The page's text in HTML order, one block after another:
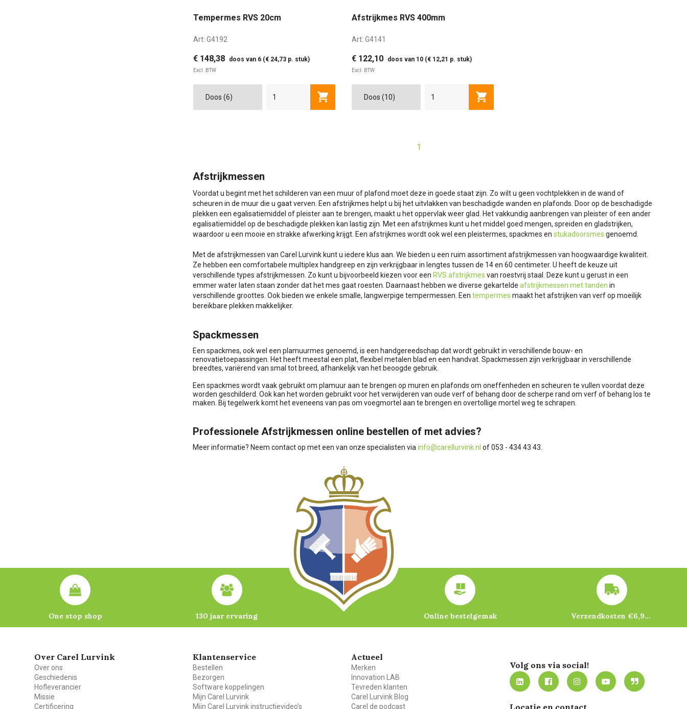
Tempermes RVS 20cm
Art: G4192
€ 148,38 doos van 6 (€ 24,73 p. stuk)
Excl. BTW
20 CM Toevoegen aan winkelwagen
Afstrijkmes RVS 400mm
Art: G4141
€ 122,10 doos van 10 (€ 12,21 p. stuk)
Excl. BTW
400 MM 500 MM Toevoegen aan winkelwagen
1
Afstrijkmessen
Voordat u begint met het schilderen van een muur of plafond moet deze in goede staat zijn. Zo wilt u geen vochtplekken in de wand of
scheuren in de muur die u gaat verven. Een afstrijkmes helpt u bij het uitvlakken van beschadigde wanden en plafonds. Door op de beschadigde
plekken een egalisatiemiddel of pleister aan te brengen, maakt u het oppervlak weer glad. Het vakkundig aanbrengen van pleister of een ander
egalisatiemiddel op de beschadigde plekken kan lastig zijn. Met een afstrijkmes kunt u het middel goed mengen, spreiden en gladstrijken,
waardoor u een mooie en strakke afwerking krijgt. Een afstrijkmes wordt ook wel een pleistermes, spackmes en stukadoorsmes genoemd.
Met de afstrijkmessen van Carel Lurvink kunt u iedere klus aan. We bieden u een ruim assortiment afstrijkmessen van hoogwaardige kwaliteit.
Ze hebben een comfortabele multiplex handgreep en zijn verkrijgbaar in lengtes tussen de 14 en 60 centimeter. U heeft de keuze uit
verschillende types afstrijkmessen. Zo kunt u bijvoorbeeld kiezen voor een RVS afstrijkmes van roestvrij staal. Deze kunt u gerust in een
emmer water laten staan zonder dat het mes gaat roesten. Daarnaast hebben we diverse gekartelde afstrijkmessen met tanden in
verschillende groottes. Ook bieden we enkele smalle, langwerpige tempermessen. Een tempermes maakt het afstrijken van verf op moeilijk
bereikbare plekken makkelijker.
Spackmessen
Een spackmes, ook wel een plamuurmes genoemd, is een handgereedschap dat wordt gebruikt in verschillende bouw- en
renovatietoepassingen. Het heeft meestal een plat, flexibel metalen blad en een handvat. Spackmessen zijn verkrijgbaar in verschillende
breedtes, variërend van smal tot breed, afhankelijk van het beoogde gebruik.
Een spackmes wordt vaak gebruikt om plamuur aan te brengen op muren en plafonds om oneffenheden en scheuren te vullen voordat deze
worden geschilderd. Ook kan het worden gebruikt voor het verwijderen van oude verf of behang door de scherpe rand om verf of behang los te
maken. Bij tegelwerk komt het eveneens van pas om voegmortel aan te brengen en overtollige mortel weg te schrapen.
Professionele Afstrijkmessen online bestellen of met advies?
Meer informatie? Neem contact op met een van onze specialisten via info@carellurvink.nl of 053 - 434 43 43.
One stop shop 130 jaar ervaring Online bestelgemak Verzendkosten €6,95 – gratis bij je eerste bestelling vanaf €200
Over Carel Lurvink
Over ons
Geschiedenis
Hofleverancier
Missie
Certificering
Klantenservice
Bestellen
Bezorgen
Software koppelingen
Mijn Carel Lurvink
Mijn Carel Lurvink instructievideo's
Actueel
Merken
Innovation LAB
Tevreden klanten
Carel Lurvink Blog
Carel de podcast
Volg ons via social!
Locatie en contact